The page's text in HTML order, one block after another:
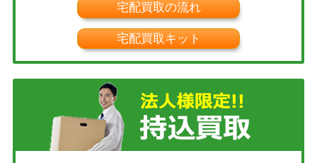
宅配買取の流れ
宅配買取キット